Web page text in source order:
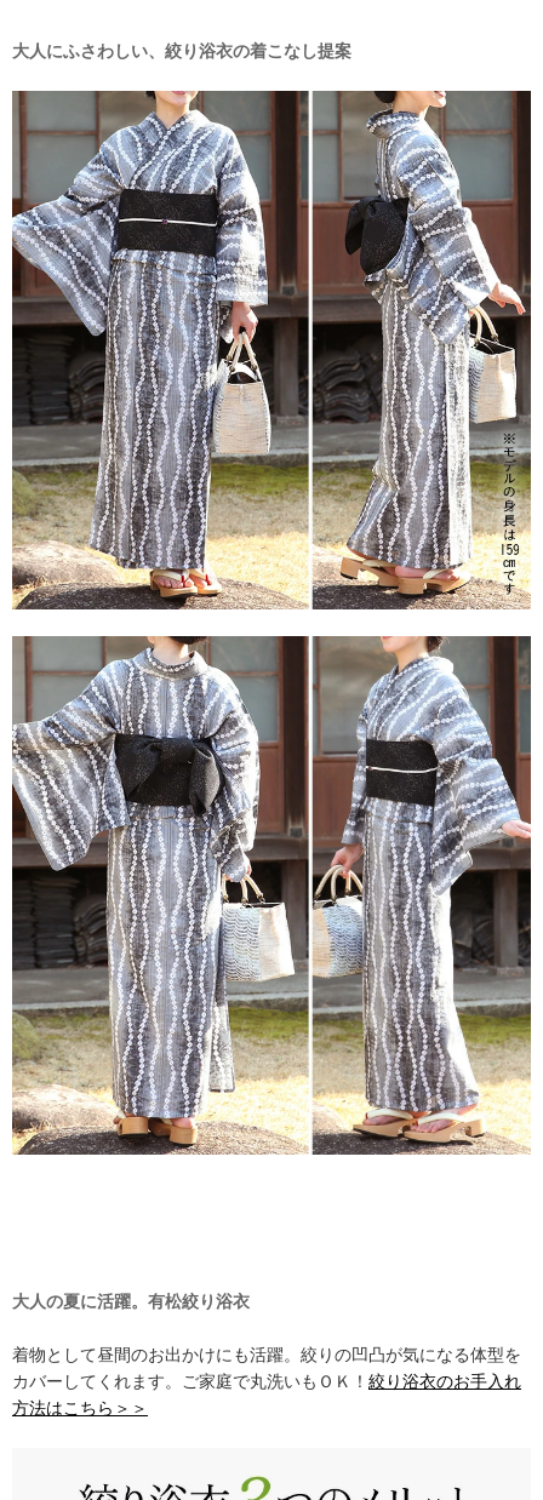
大人にふさわしい、絞り浴衣の着こなし提案
大人の夏に活躍。有松絞り浴衣
着物として昼間のお出かけにも活躍。絞りの凹凸が気になる体型を
カバーしてくれます。ご家庭で丸洗いもＯＫ！ 絞り浴衣のお手入れ
方法はこちら＞＞